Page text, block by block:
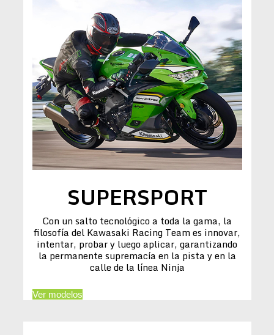
SUPERSPORT
Con un salto tecnológico a toda la gama, la
filosofía del Kawasaki Racing Team es innovar,
intentar, probar y luego aplicar, garantizando
la permanente supremacía en la pista y en la
calle de la línea Ninja
Ver modelos